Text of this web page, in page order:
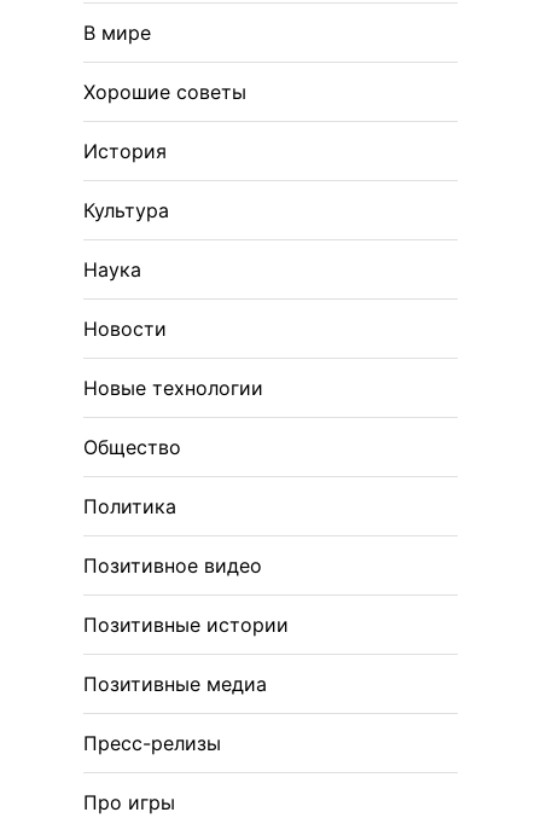
В мире
Хорошие советы
История
Культура
Наука
Новости
Новые технологии
Общество
Политика
Позитивное видео
Позитивные истории
Позитивные медиа
Пресс-релизы
Про игры